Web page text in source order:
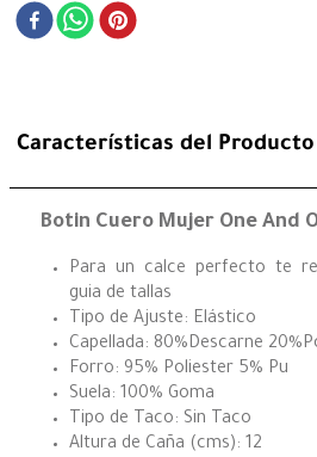
Características del Producto
Botin Cuero Mujer One And
Para un calce perfecto te
guia de tallas
Tipo de Ajuste: Elástico
Capellada: 80%Descarne
Forro: 95% Poliester 5% Pu
Suela: 100% Goma
Tipo de Taco: Sin Taco
Altura de Caña (cms): 12